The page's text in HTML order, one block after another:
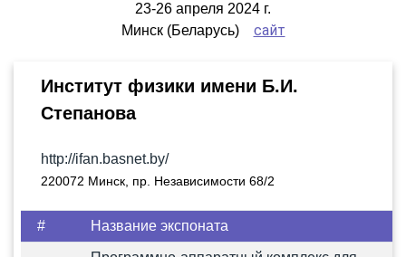
23-26 апреля 2024 г.
Минск (Беларусь) сайт
Институт физики имени Б.И.
Степанова
http://ifan.basnet.by/
220072 Минск, пр. Независимости 68/2
# Название экспоната